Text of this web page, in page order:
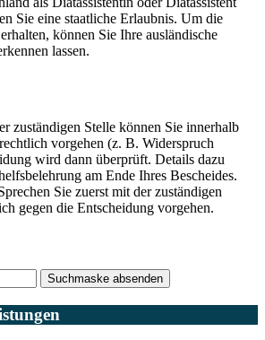
Sie eine staatliche Erlaubnis. Um die
können Sie Ihre ausländische
lassen.
zuständigen Stelle können Sie innerhalb
vorgehen (z. B. Widerspruch
wird dann überprüft. Details dazu
am Ende Ihres Bescheides.
Sie zuerst mit der zuständigen
gegen die Entscheidung vorgehen.
Suchmaske absenden